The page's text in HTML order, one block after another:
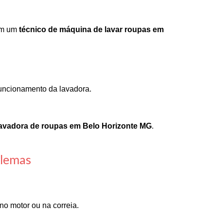
umtécnico de máquina de lavar roupas em
da lavadora.
de roupas em Belo Horizonte MG.
motor ou na correia.